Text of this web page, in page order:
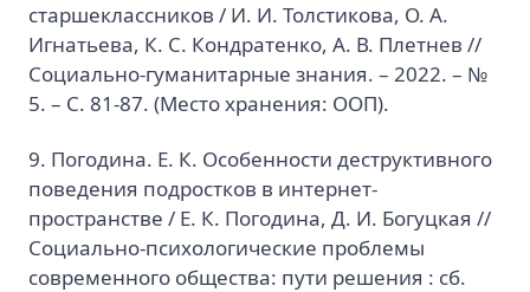
старшеклассников / И. И. Толстикова, О. А.
Игнатьева, К. С. Кондратенко, А. В. Плетнев //
Социально-гуманитарные знания. – 2022. – №
5. – C. 81-87. (Место хранения: ООП).
9. Погодина. Е. К. Особенности деструктивного
поведения подростков в интернет-
пространстве / Е. К. Погодина, Д. И. Богуцкая //
Социально-психологические проблемы
современного общества: пути решения : сб.